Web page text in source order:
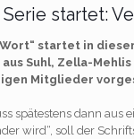
startet:
startet in
Suhl, Zella-
Mitglieder
spätestens dann aus
wird“, soll der